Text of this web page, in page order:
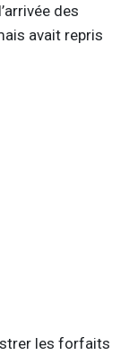
des
avait repris
les forfaits